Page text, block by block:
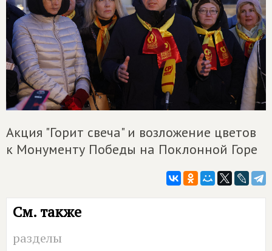
Акция "Горит свеча" и возложение цветов
к Монументу Победы на Поклонной Горе
См. также
разделы